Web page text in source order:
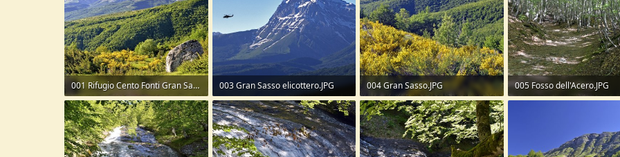
001 Rifugio Cento Fonti Gran Sasso.JPG
381,6 KB · Visite: 47
003 Gran Sasso elicottero.JPG
201,6 KB · Visite: 50
004 Gran Sasso.JPG
453,3 KB · Visite: 39
005 Fosso dell'Acero.JPG